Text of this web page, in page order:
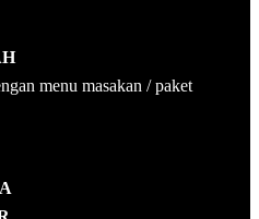
menu masakan / paket